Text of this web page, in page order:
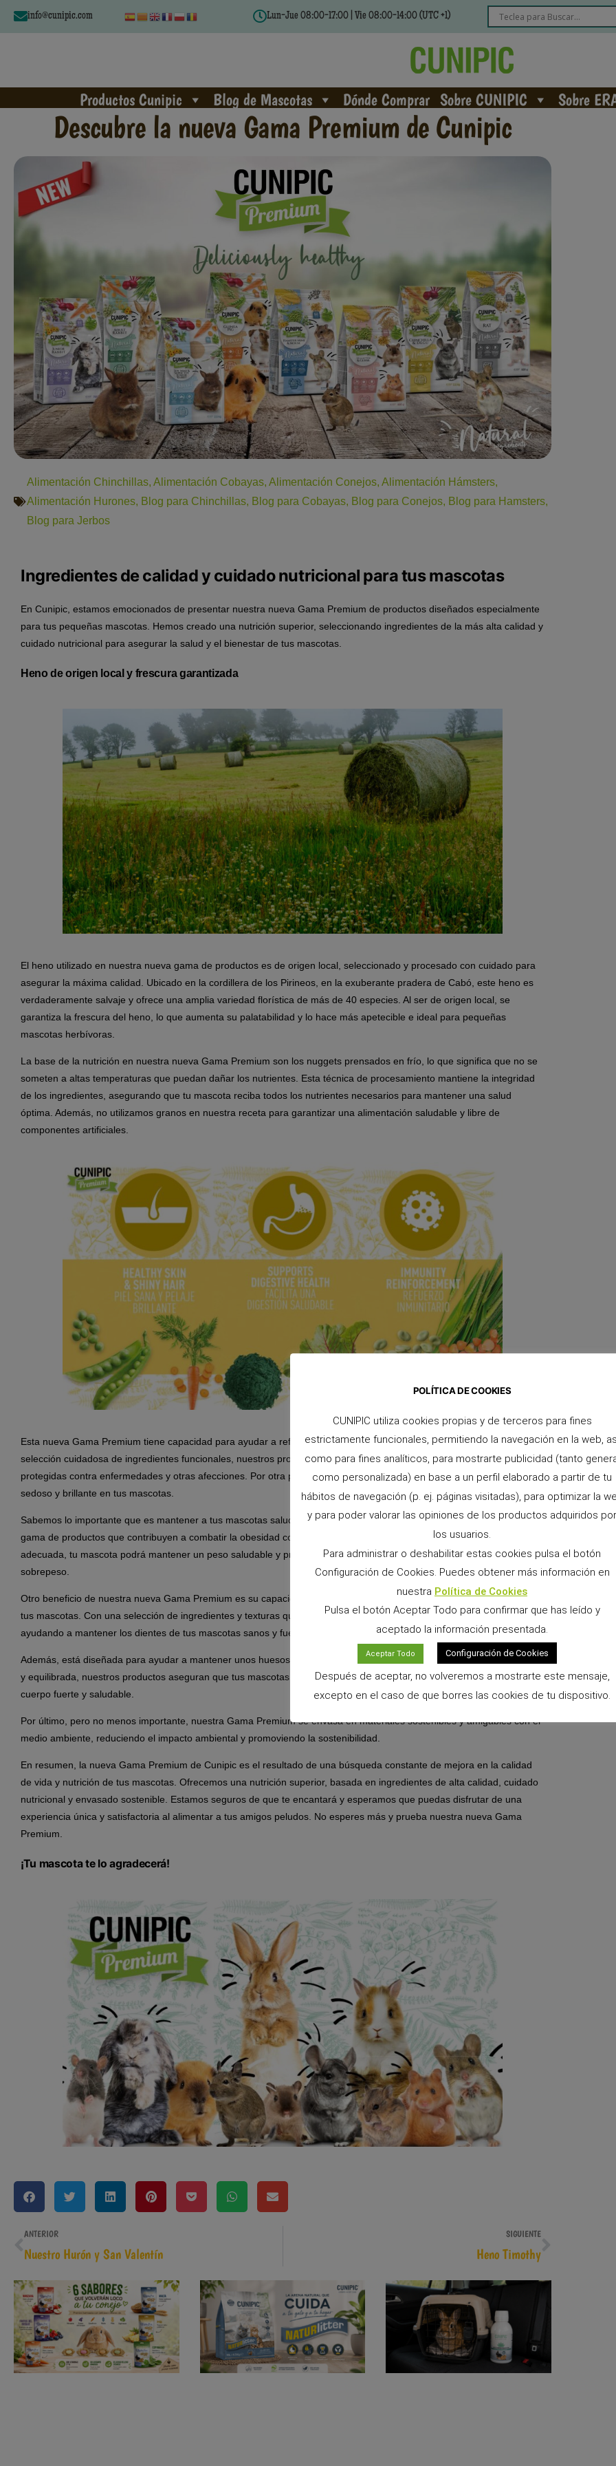
info@cunipic.com Lun-Jue 08:00-17:00 | Vie 08:00-14:00 (UTC +1)
Productos Cunipic Blog de Mascotas Dónde Comprar Sobre CUNIPIC Sobre
Descubre la nueva Gama Premium de Cunipic
Alimentación Chinchillas, Alimentación Cobayas, Alimentación Conejos, Alimentación Hámsters,
Alimentación Hurones, Blog para Chinchillas, Blog para Cobayas, Blog para Conejos, Blog para Hamsters,
Blog para Jerbos
Ingredientes de calidad y cuidado nutricional para tus mascotas
En Cunipic, estamos emocionados de presentar nuestra nueva Gama Premium de productos diseñados especialmente
para tus pequeñas mascotas. Hemos creado una nutrición superior, seleccionando ingredientes de la más alta calidad y
cuidado nutricional para asegurar la salud y el bienestar de tus mascotas.
Heno de origen local y frescura garantizada
El heno utilizado en nuestra nueva gama de productos es de origen local, seleccionado y procesado con cuidado para
asegurar la máxima calidad. Ubicado en la cordillera de los Pirineos, en la exuberante pradera de Cabó, este heno es
verdaderamente salvaje y ofrece una amplia variedad florística de más de 40 especies. Al ser de origen local, se
garantiza la frescura del heno, lo que aumenta su palatabilidad y lo hace más apetecible e ideal para pequeñas
mascotas herbívoras.
La base de la nutrición en nuestra nueva Gama Premium son los nuggets prensados en frío, lo que significa que no se
someten a altas temperaturas que puedan dañar los nutrientes. Esta técnica de procesamiento mantiene la integridad
de los ingredientes, asegurando que tu mascota reciba todos los nutrientes necesarios para mantener una salud
óptima. Además, no utilizamos granos en nuestra receta para garantizar una alimentación saludable y libre de
componentes artificiales.
Esta nueva Gama Premium tiene capacidad para ayudar a reforzar el sistema inmunológico de tus mascotas. Con una
selección cuidadosa de ingredientes funcionales, nuestros productos pueden ayudar a mantener a tus mascotas
protegidas contra enfermedades y otras afecciones. Por otra parte, está diseñada para ayudar a mantener un pelaje
sedoso y brillante en tus mascotas.
Sabemos lo importante que es mantener a tus mascotas saludables y en forma, y es por eso que hemos creado una
gama de productos que contribuyen a combatir la obesidad con su bajo contenido de grasa. Con una alimentación
adecuada, tu mascota podrá mantener un peso saludable y prevenir problemas de salud relacionados con el
sobrepeso.
Otro beneficio de nuestra nueva Gama Premium es su capacidad para contribuir al desgaste natural de los dientes de
tus mascotas. Con una selección de ingredientes y texturas que promueven la masticación y la limpieza dental,
ayudando a mantener los dientes de tus mascotas sanos y fuertes.
Además, está diseñada para ayudar a mantener unos huesos y músculos sanos y fuertes. Con una nutrición adecuada
y equilibrada, nuestros productos aseguran que tus mascotas tengan los nutrientes necesarios para mantener un
cuerpo fuerte y saludable.
Por último, pero no menos importante, nuestra Gama Premium se envasa en materiales sostenibles y amigables con el
medio ambiente, reduciendo el impacto ambiental y promoviendo la sostenibilidad.
En resumen, la nueva Gama Premium de Cunipic es el resultado de una búsqueda constante de mejora en la calidad
de vida y nutrición de tus mascotas. Ofrecemos una nutrición superior, basada en ingredientes de alta calidad, cuidado
nutricional y envasado sostenible. Estamos seguros de que te encantará y esperamos que puedas disfrutar de una
experiencia única y satisfactoria al alimentar a tus amigos peludos. No esperes más y prueba nuestra nueva Gama
Premium.
¡Tu mascota te lo agradecerá!
ANTERIOR
Nuestro Hurón y San Valentín
SIGUIENTE
Heno Timothy
POLÍTICA DE COOKIES
CUNIPIC utiliza cookies propias y de terceros para fines
estrictamente funcionales, permitiendo la navegación en la web,
como para fines analíticos, para mostrarte publicidad (tanto
como personalizada) en base a un perfil elaborado a partir de tu
hábitos de navegación (p. ej. páginas visitadas), para optimizar la
y para poder valorar las opiniones de los productos adquiridos por
los usuarios.
Para administrar o deshabilitar estas cookies pulsa el botón
Configuración de Cookies. Puedes obtener más información en
nuestra Política de Cookies
Pulsa el botón Aceptar Todo para confirmar que has leído y
aceptado la información presentada.
Aceptar Todo Configuración de Cookies
Después de aceptar, no volveremos a mostrarte este mensaje,
excepto en el caso de que borres las cookies de tu dispositivo.